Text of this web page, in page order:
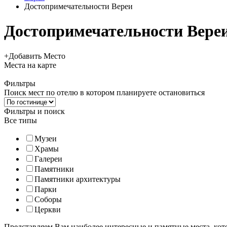
Достопримечательности Вереи
Достопримечательности
+Добавить Место
Места на карте
Фильтры
Поиск мест по отелю в котором планируете остановиться
Фильтры и поиск
Все типы
Музеи
Храмы
Галереи
Памятники
Памятники архитектуры
Парки
Соборы
Церкви